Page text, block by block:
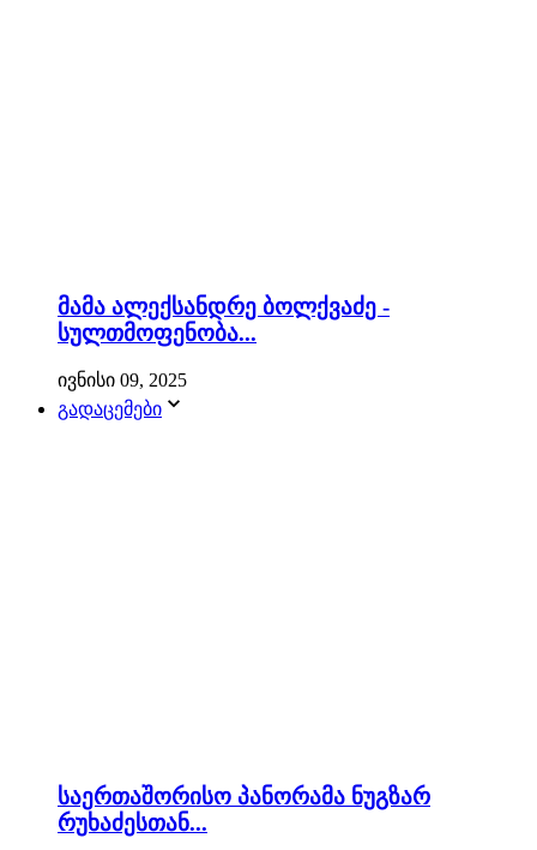
მამა ალექსანდრე ბოლქვაძე -
სულთმოფენობა...
ივნისი 09, 2025
გადაცემები
საერთაშორისო პანორამა ნუგზარ
რუხაძესთან...